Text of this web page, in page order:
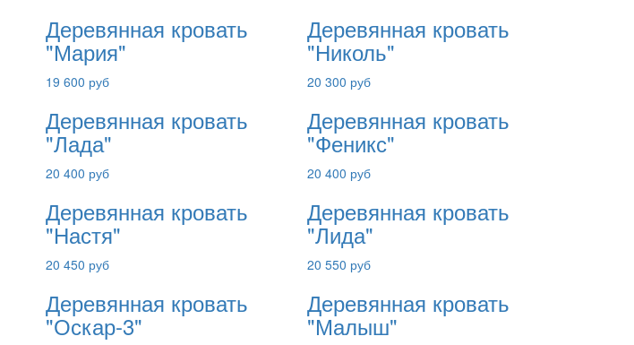
Деревянная кровать
"Мария"
19 600 руб
Деревянная кровать
"Николь"
20 300 руб
Деревянная кровать
"Лада"
20 400 руб
Деревянная кровать
"Феникс"
20 400 руб
Деревянная кровать
"Настя"
20 450 руб
Деревянная кровать
"Лида"
20 550 руб
Деревянная кровать
"Оскар-3"
Деревянная кровать
"Малыш"